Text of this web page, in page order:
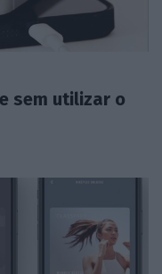
sem utilizar o